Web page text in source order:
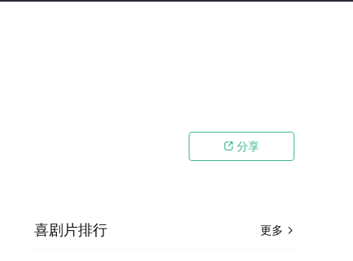
 分享
更多 
喜剧片排行